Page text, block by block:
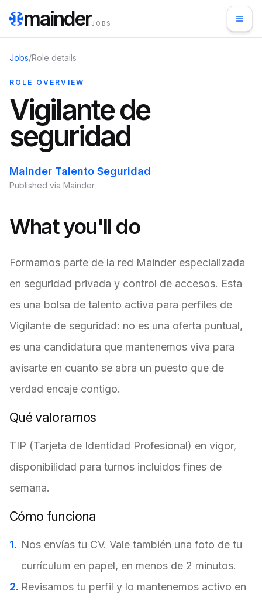
mainderJOBS
Jobs/Role details
ROLE OVERVIEW
Vigilante de
seguridad
Mainder Talento Seguridad
Published via Mainder
What you'll do
Formamos parte de la red Mainder especializada
en seguridad privada y control de accesos. Esta
es una bolsa de talento activa para perfiles de
Vigilante de seguridad: no es una oferta puntual,
es una candidatura que mantenemos viva para
avisarte en cuanto se abra un puesto que de
verdad encaje contigo.
Qué valoramos
TIP (Tarjeta de Identidad Profesional) en vigor,
disponibilidad para turnos incluidos fines de
semana.
Cómo funciona
Nos envías tu CV. Vale también una foto de tu
currículum en papel, en menos de 2 minutos.
Revisamos tu perfil y lo mantenemos activo en